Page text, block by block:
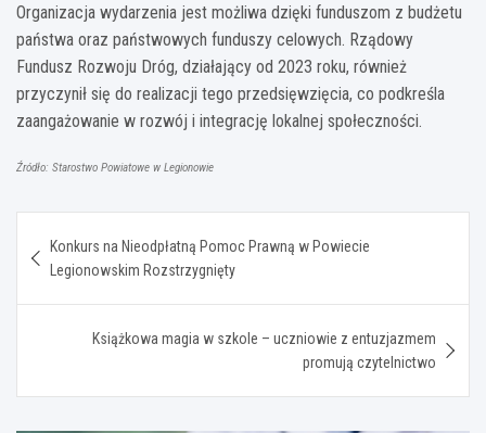
Organizacja wydarzenia jest możliwa dzięki funduszom z budżetu
państwa oraz państwowych funduszy celowych. Rządowy
Fundusz Rozwoju Dróg, działający od 2023 roku, również
przyczynił się do realizacji tego przedsięwzięcia, co podkreśla
zaangażowanie w rozwój i integrację lokalnej społeczności.
Źródło: Starostwo Powiatowe w Legionowie
wpisu
Konkurs na Nieodpłatną Pomoc Prawną w Powiecie
Legionowskim Rozstrzygnięty
Książkowa magia w szkole – uczniowie z entuzjazmem
promują czytelnictwo